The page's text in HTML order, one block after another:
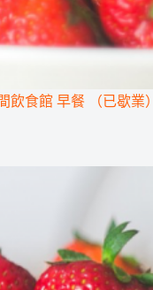
食館 早餐 （已歇業）